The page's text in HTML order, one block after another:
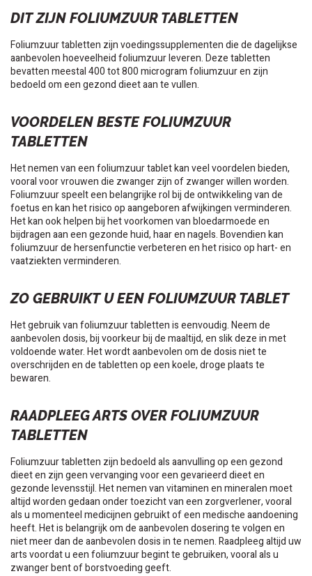
DIT ZIJN FOLIUMZUUR TABLETTEN
Foliumzuur tabletten zijn voedingssupplementen die de dagelijkse
aanbevolen hoeveelheid foliumzuur leveren. Deze tabletten
bevatten meestal 400 tot 800 microgram foliumzuur en zijn
bedoeld om een gezond dieet aan te vullen.
VOORDELEN BESTE FOLIUMZUUR
TABLETTEN
Het nemen van een foliumzuur tablet kan veel voordelen bieden,
vooral voor vrouwen die zwanger zijn of zwanger willen worden.
Foliumzuur speelt een belangrijke rol bij de ontwikkeling van de
foetus en kan het risico op aangeboren afwijkingen verminderen.
Het kan ook helpen bij het voorkomen van bloedarmoede en
bijdragen aan een gezonde huid, haar en nagels. Bovendien kan
foliumzuur de hersenfunctie verbeteren en het risico op hart- en
vaatziekten verminderen.
ZO GEBRUIKT U EEN FOLIUMZUUR TABLET
Het gebruik van foliumzuur tabletten is eenvoudig. Neem de
aanbevolen dosis, bij voorkeur bij de maaltijd, en slik deze in met
voldoende water. Het wordt aanbevolen om de dosis niet te
overschrijden en de tabletten op een koele, droge plaats te
bewaren.
RAADPLEEG ARTS OVER FOLIUMZUUR
TABLETTEN
Foliumzuur tabletten zijn bedoeld als aanvulling op een gezond
dieet en zijn geen vervanging voor een gevarieerd dieet en
gezonde levensstijl. Het nemen van vitaminen en mineralen moet
altijd worden gedaan onder toezicht van een zorgverlener, vooral
als u momenteel medicijnen gebruikt of een medische aandoening
heeft. Het is belangrijk om de aanbevolen dosering te volgen en
niet meer dan de aanbevolen dosis in te nemen. Raadpleeg altijd uw
arts voordat u een foliumzuur begint te gebruiken, vooral als u
zwanger bent of borstvoeding geeft.